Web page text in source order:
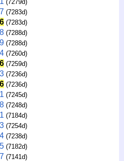
(7279d)
(7283d)
(7283d)
(7288d)
(7288d)
(7260d)
(7259d)
(7236d)
(7236d)
(7245d)
(7248d)
(7184d)
(7254d)
(7238d)
(7182d)
(7141d)